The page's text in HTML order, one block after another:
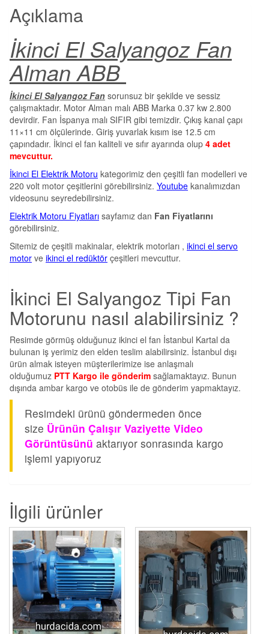
Açıklama
İkinci El Salyangoz Fan
Alman ABB
İkinci El Salyangoz Fan sorunsuz bir şekilde ve sessiz
çalışmaktadır. Motor Alman malı ABB Marka 0.37 kw 2.800
devirdir. Fan İspanya malı SIFIR gibi temizdir. Çıkış kanal çapı
11×11 cm ölçülerinde. Giriş yuvarlak kısım ise 12.5 cm
çapındadır. İkinci el fan kaliteli ve sıfır ayarında olup 4 adet
mevcuttur.
İkinci El Elektrik Motoru kategorimiz den çeşitli fan modelleri ve
220 volt motor çeşitlerini görebilirsiniz. Youtube kanalımızdan
videosunu seyredebilirsiniz.
Elektrik Motoru Fiyatları sayfamız dan Fan Fiyatlarını
görebilirsiniz.
Sitemiz de çeşitli makinalar, elektrik motorları , ikinci el servo
motor ve ikinci el redüktör çeşitleri mevcuttur.
İkinci El Salyangoz Tipi Fan
Motorunu nasıl alabilirsiniz ?
Resimde görmüş olduğunuz ikinci el fan İstanbul Kartal da
bulunan iş yerimiz den elden teslim alabilirsiniz. İstanbul dışı
ürün almak isteyen müşterilerimize ise anlaşmalı
olduğumuz PTT Kargo ile gönderim sağlamaktayız. Bunun
dışında ambar kargo ve otobüs ile de gönderim yapmaktayız.
Resimdeki ürünü göndermeden önce
size Ürünün Çalışır Vaziyette Video
Görüntüsünü aktarıyor sonrasında kargo
işlemi yapıyoruz
İlgili ürünler